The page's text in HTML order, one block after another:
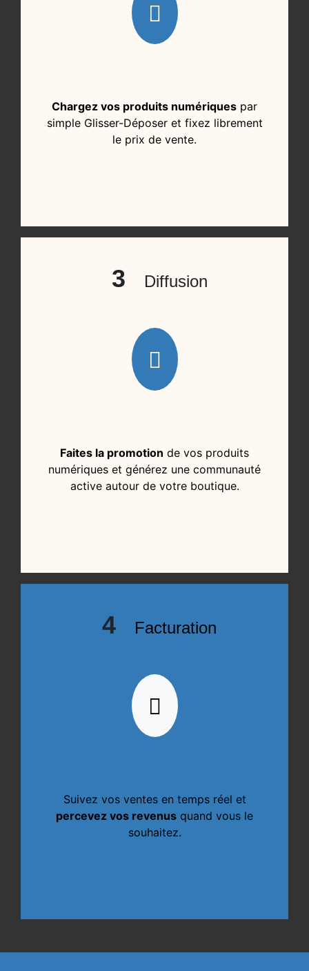
Chargez vos produits numériques par
simple Glisser-Déposer et fixez librement
le prix de vente.
3 Diffusion
Faites la promotion de vos produits
numériques et générez une communauté
active autour de votre boutique.
4 Facturation
Suivez vos ventes en temps réel et
percevez vos revenus quand vous le
souhaitez.